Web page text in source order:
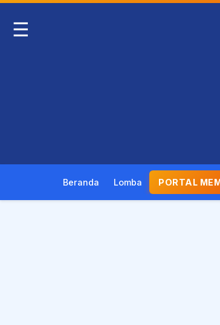
☰
Beranda Lomba PORTAL